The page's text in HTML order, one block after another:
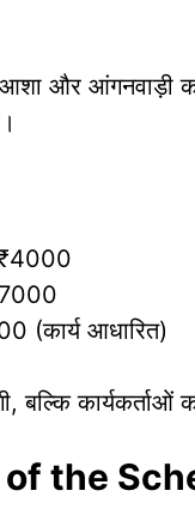
और आंगनवाड़ी
(कार्य आधारित)
कार्यकर्ताओं
of the